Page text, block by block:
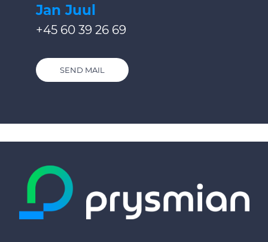
Jan Juul
+45 60 39 26 69
SEND MAIL